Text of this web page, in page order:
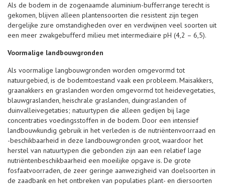
Als de bodem in de zogenaamde aluminium-bufferrange terecht is
gekomen, blijven alleen plantensoorten die resistent zijn tegen
dergelijke zure omstandigheden over en verdwijnen veel soorten uit
een meer zwakgebufferd milieu met intermediaire pH (4,2 – 6,5).
Voormalige landbouwgronden
Als voormalige langbouwgronden worden omgevormd tot
natuurgebied, is de bodemtoestand vaak een probleem. Maisakkers,
graanakkers en graslanden worden omgevormd tot heidevegetaties,
blauwgraslanden, heischrale graslanden, duingraslanden of
duinvalleivegetaties; natuurtypen die alleen gedijen bij lage
concentraties voedingsstoffen in de bodem. Door een intensief
landbouwkundig gebruik in het verleden is de nutriëntenvoorraad en
-beschikbaarheid in deze landbouwgronden groot, waardoor het
herstel van natuurtypen die gebonden zijn aan een relatief lage
nutriëntenbeschikbaarheid een moeilijke opgave is. De grote
fosfaatvoorraden, de zeer geringe aanwezigheid van doelsoorten in
de zaadbank en het ontbreken van populaties plant- en diersoorten